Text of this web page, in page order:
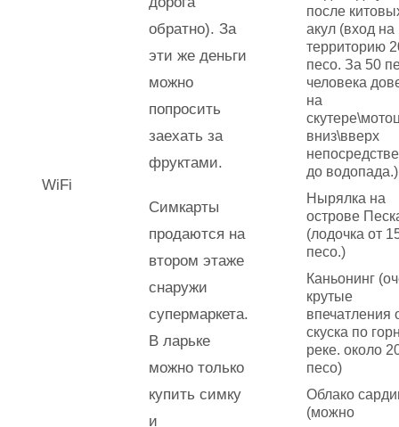
WiFi
обратно). За
эти же деньги
можно
попросить
заехать за
фруктами.
Симкарты
продаются на
втором этаже
снаружи
супермаркета.
В ларьке
можно только
купить симку
и
после
акул (вход на
территорию
песо. За 50
человека
на
вниз\вверх
до водопада.)
Нырялка на
острове
(лодочка от
песо.)
Каньонинг
крутые
впечатления
скуска по
реке. около
песо)
Облако
(можно